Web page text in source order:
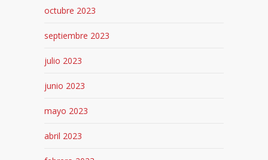
octubre 2023
septiembre 2023
julio 2023
junio 2023
mayo 2023
abril 2023